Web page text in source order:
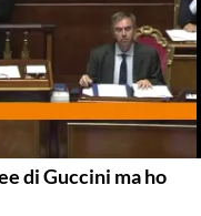
di Guccini ma ho